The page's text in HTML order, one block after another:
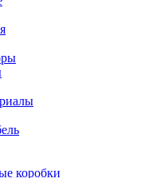
коробки